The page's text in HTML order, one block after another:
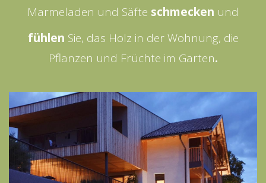
Marmeladen und Säfte schmecken und
fühlen Sie, das Holz in der Wohnung, die
Pflanzen und Früchte im Garten.